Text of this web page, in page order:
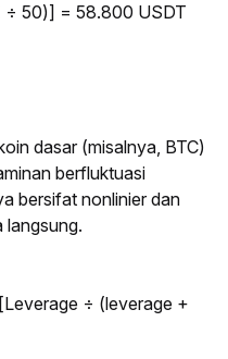
÷ 50)] = 58.800 USDT
dasar (misalnya, BTC)
berfluktuasi
bersifat nonlinier dan
langsung.
÷ (leverage +